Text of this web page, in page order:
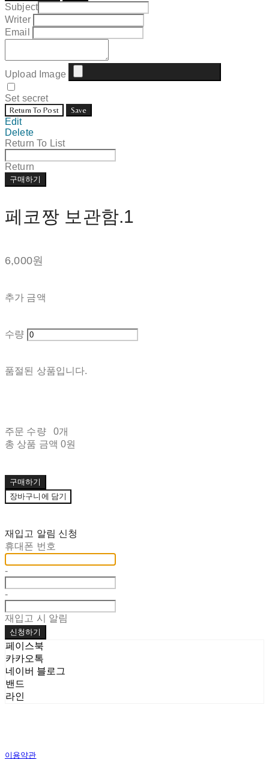
Subject
Writer
Email
Upload Image
Set secret
Return To Post Save
Edit
Delete
Return To List
Return
구매하기
페코짱 보관함.1
6,000원
추가 금액
수량
품절된 상품입니다.
주문 수량
0개
총 상품 금액 0원
구매하기
장바구니에 담기
재입고 알림 신청
휴대폰 번호
-
-
재입고 시 알림
신청하기
페이스북
카카오톡
네이버 블로그
밴드
라인
이용약관